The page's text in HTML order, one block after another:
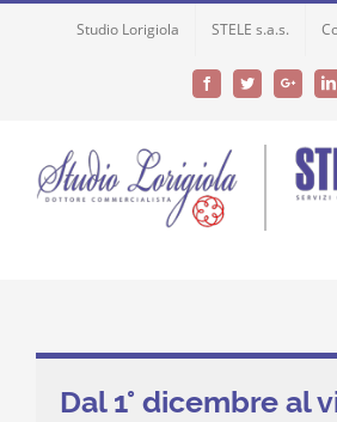
Studio Lorigiola STELE s.a.s.
FacebookTwitterGoogle+
Dal 1° dicembre al